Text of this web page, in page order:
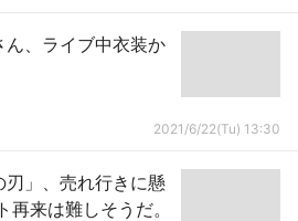
ん、ライブ中衣装か
2021/6/22(Tu) 13:30
刃」、売れ行きに懸
来は難しそうだ。